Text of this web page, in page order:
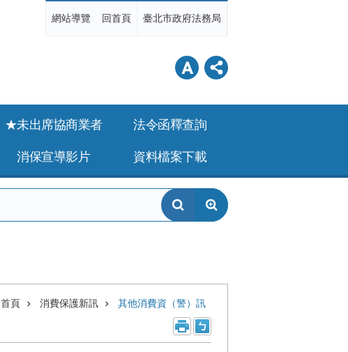
網站導覽 回首頁 臺北市政府法務局
★未出席協商業者 法令函釋查詢
消保宣導影片 資料檔案下載
首頁 消費保護新訊 其他消費資（警）訊